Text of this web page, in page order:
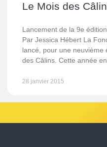
Le Mois des
Lancement de la 9e
Par Jessica Hébert La
lancé, pour une neuvième
des Câlins. Cette année
28 janvier 2015